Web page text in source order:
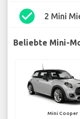
check_circle 2 Mini
Beliebte Mini-
Mini Cooper